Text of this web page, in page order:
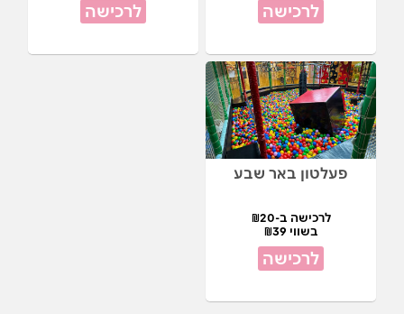
לרכישה לרכישה
פעלטון באר שבע
לרכישה ב-₪20
בשווי ₪39
לרכישה